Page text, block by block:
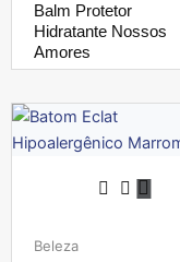
Balm Protetor
Hidratante Nossos
Amores
Beleza